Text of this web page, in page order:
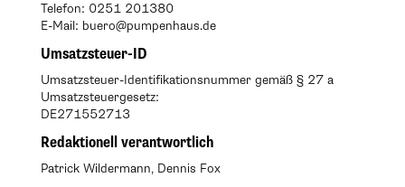
Telefon: 0251 201380
E-Mail: buero@pumpenhaus.de
Umsatzsteuer-ID
Umsatzsteuer-Identifikationsnummer gemäß § 27 a
Umsatzsteuergesetz:
DE271552713
Redaktionell verantwortlich
Patrick Wildermann, Dennis Fox